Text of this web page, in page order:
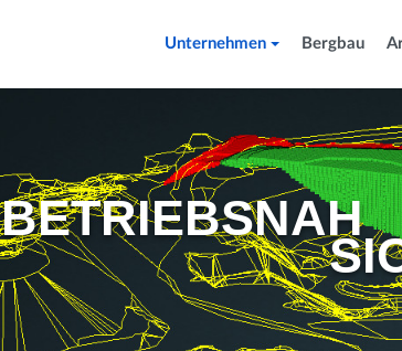
Unternehmen Bergbau
BETRIEBSNAH